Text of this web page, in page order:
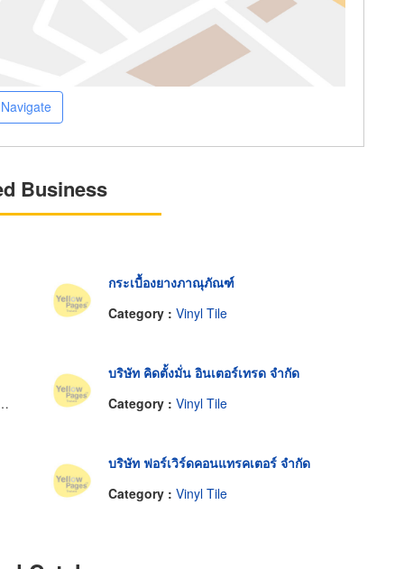
Navigate
Business
กระเบื้องยางภาณุภัณฑ์
Category : Vinyl Tile
บริษัท คิดตั้งมั่น อินเตอร์เทรด จำกัด
Category : Vinyl Tile
บริษัท ฟอร์เวิร์ดคอนแทรคเตอร์ จำกัด
Category : Vinyl Tile